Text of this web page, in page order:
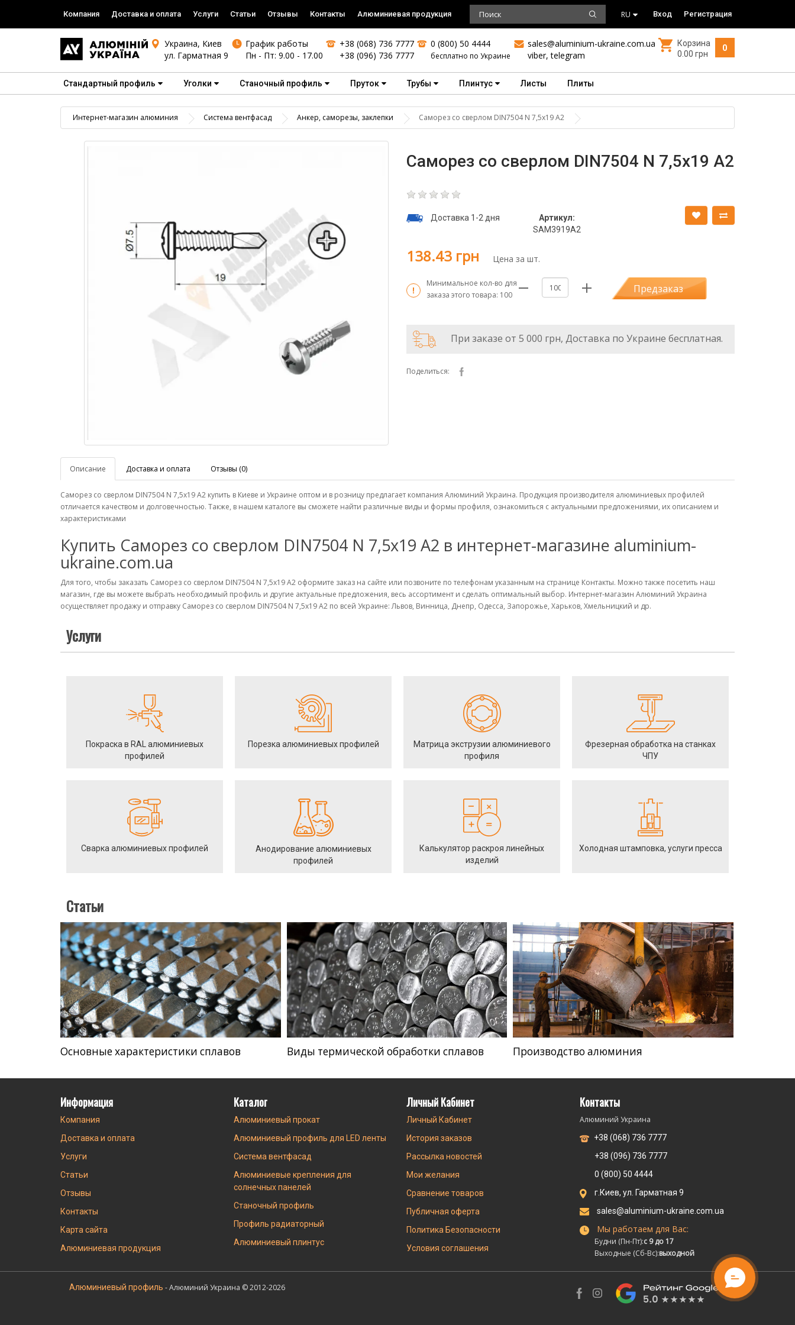
Компания Доставка и оплата Услуги Статьи Отзывы Контакты Алюминиевая продукция RU Вход Регистрация
Украина, Киев
ул. Гарматная 9
График работы
Пн - Пт: 9.00 - 17.00
+38 (068) 736 7777
+38 (096) 736 7777
0 (800) 50 4444
бесплатно по Украине
sales@aluminium-ukraine.com.ua
viber,telegram
0
Корзина
0.00 грн
Стандартный профиль Уголки Станочный профиль Пруток Трубы Плинтус Листы Плиты
Интернет-магазин алюминия Система вентфасад Анкер, саморезы, заклепки Саморез со сверлом DIN7504 N 7,5х19 А2
Саморез со сверлом DIN7504 N 7,5х19 А2
Доставка 1-2 дня
Артикул:
SAM3919A2
138.43 грн Цена за шт.
Минимальное кол-во для
заказа этого товара: 100 Предзаказ
При заказе от 5 000 грн, Доставка по Украине бесплатная.
Поделиться:
Описание Доставка и оплата Отзывы (0)
Саморез со сверлом DIN7504 N 7,5х19 А2 купить в Киеве и Украине оптом и в розницу предлагает компания Алюминий Украина. Продукция производителя алюминиевых профилей
отличается качеством и долговечностью. Также, в нашем каталоге вы сможете найти различные виды и формы профиля, ознакомиться с актуальными предложениями, их описанием и
характеристиками
Купить Саморез со сверлом DIN7504 N 7,5х19 А2 в интернет-магазине aluminium-
ukraine.com.ua
Для того, чтобы заказать Саморез со сверлом DIN7504 N 7,5х19 А2 оформите заказ на сайте или позвоните по телефонам указанным на странице Контакты. Можно также посетить наш
магазин, где вы можете выбрать необходимый профиль и другие актуальные предложения, весь ассортимент и сделать оптимальный выбор. Интернет-магазин Алюминий Украина
осуществляет продажу и отправку Саморез со сверлом DIN7504 N 7,5х19 А2 по всей Украине: Львов, Винница, Днепр, Одесса, Запорожье, Харьков, Хмельницкий и др.
Услуги
Покраска в RAL алюминиевых
профилей
Порезка алюминиевых профилей
Матрица экструзии алюминиевого
профиля
Фрезерная обработка на станках
ЧПУ
Сварка алюминиевых профилей
Анодирование алюминиевых
профилей
Калькулятор раскроя линейных
изделий
Холодная штамповка, услуги пресса
Статьи
Основные характеристики сплавов Виды термической обработки сплавов Производство алюминия
Информация
Компания
Доставка и оплата
Услуги
Статьи
Отзывы
Контакты
Карта сайта
Алюминиевая продукция
Каталог
Алюминиевый прокат
Алюминиевый профиль для LED ленты
Система вентфасад
Алюминиевые крепления для
солнечных панелей
Станочный профиль
Профиль радиаторный
Алюминиевый плинтус
Личный Кабинет
Личный Кабинет
История заказов
Рассылка новостей
Мои желания
Сравнение товаров
Публичная оферта
Политика Безопасности
Условия соглашения
Контакты
Алюминий Украина
+38 (068) 736 7777
+38 (096) 736 7777
0 (800) 50 4444
г.Киев, ул. Гарматная 9
sales@aluminium-ukraine.com.ua
Мы работаем для Вас:
Будни (Пн-Пт):с 9 до 17
Выходные (Сб-Вс):выходной
Алюминиевый профиль - Алюминий Украина © 2012-2026